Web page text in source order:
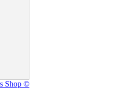
Shop ©